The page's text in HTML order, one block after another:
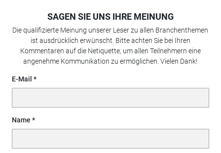
SAGEN SIE UNS IHRE MEINUNG
Die qualifizierte Meinung unserer Leser zu allen Branchenthemen
ist ausdrücklich erwünscht. Bitte achten Sie bei Ihren
Kommentaren auf die Netiquette, um allen Teilnehmern eine
angenehme Kommunikation zu ermöglichen. Vielen Dank!
E-Mail
Name